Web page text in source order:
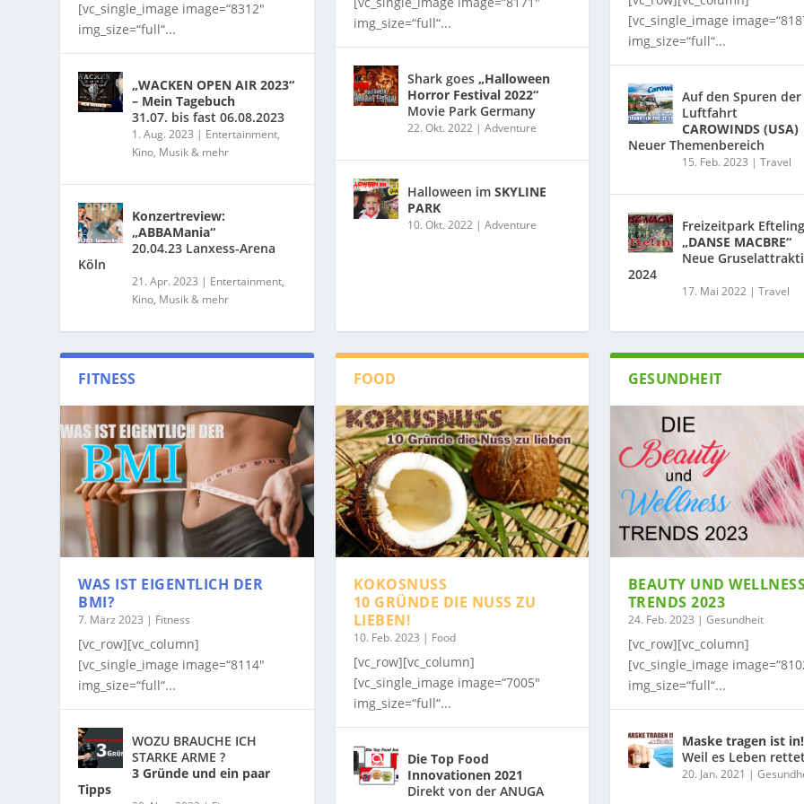
[vc_single_image image=“8312″
img_size=“full“...
„WACKEN OPEN AIR 2023“
– Mein Tagebuch
31.07. bis fast 06.08.2023
1. Aug. 2023 | Entertainment,
Kino, Musik & mehr
Konzertreview:
„ABBAMania“
20.04.23 Lanxess-Arena
Köln
21. Apr. 2023 | Entertainment,
Kino, Musik & mehr
img_size=“full“...
Shark goes „Halloween
Horror Festival 2022“
Movie Park Germany
22. Okt. 2022| Adventure
Halloween im SKYLINE
PARK
10. Okt. 2022| Adventure
[vc_single_image
img_size=“full“...
Auf den Spuren der
Luftfahrt
CAROWINDS (USA)
Neuer Themenbereich
15. Feb. 2023 | Travel
Freizeitpark Efteling
„DANSE MACBRE“
Neue
2024
17. Mai 2022| Travel
FITNESS
WAS IST EIGENTLICH DER
BMI?
7. März 2023 | Fitness
[vc_row][vc_column]
[vc_single_image image=“8114″
img_size=“full“...
WOZU BRAUCHE ICH
STARKE ARME ?
3 Gründe und ein paar
Tipps
FOOD
KOKOSNUSS
10 GRÜNDE DIE NUSS ZU
LIEBEN!
10. Feb. 2023 | Food
[vc_row][vc_column]
[vc_single_image image=“7005″
img_size=“full“...
Die Top Food
Innovationen 2021
Direkt von der ANUGA
GESUNDHEIT
BEAUTY UND
TRENDS 2023
24. Feb. 2023 | Gesundheit
[vc_row][vc_column]
[vc_single_image
img_size=“full“...
Maske tragen ist in!
Weil es Leben
20. Jan. 2021 |